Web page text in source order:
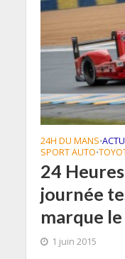
24H DU MANS•
SPORT AUTO•
24
journée
marque
1 juin 2015